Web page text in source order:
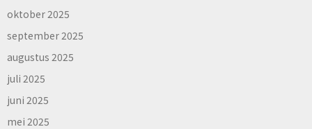
oktober 2025
september 2025
augustus 2025
juli 2025
juni 2025
mei 2025